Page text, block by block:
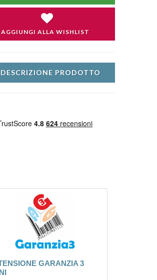
AGGIUNGI ALLA WISHLIST
DESCRIZIONE PRODOTTO
GARANZIA 3